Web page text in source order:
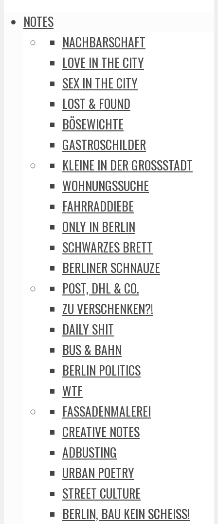
NOTES
NACHBARSCHAFT
LOVE IN THE CITY
SEX IN THE CITY
LOST & FOUND
BÖSEWICHTE
GASTROSCHILDER
KLEINE IN DER GROSSSTADT
WOHNUNGSSUCHE
FAHRRADDIEBE
ONLY IN BERLIN
SCHWARZES BRETT
BERLINER SCHNAUZE
POST, DHL & CO.
ZU VERSCHENKEN?!
DAILY SHIT
BUS & BAHN
BERLIN POLITICS
WTF
FASSADENMALEREI
CREATIVE NOTES
ADBUSTING
URBAN POETRY
STREET CULTURE
BERLIN, BAU KEIN SCHEISS!